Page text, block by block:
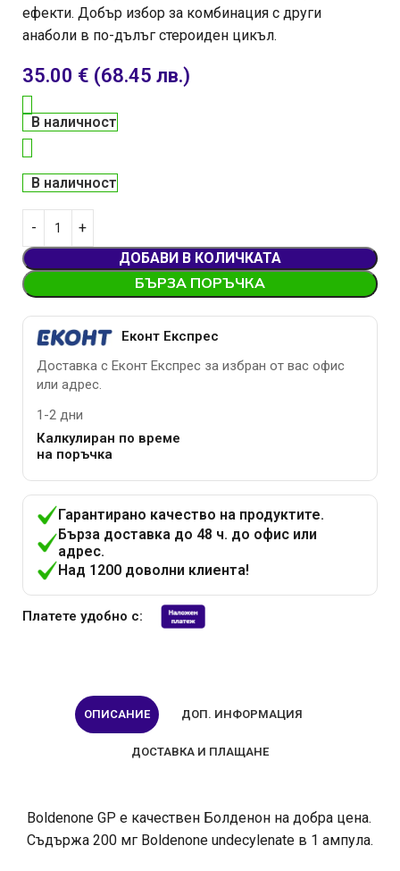
ефекти. Добър избор за комбинация с други
анаболи в по-дълъг стероиден цикъл.
35.00 € (68.45 лв.)
В наличност
В наличност
ДОБАВИ В КОЛИЧКАТА
БЪРЗА ПОРЪЧКА
Еконт Експрес
Доставка с Еконт Експрес за избран от вас офис
или адрес.
1-2 дни
Калкулиран по време
на поръчка
Гарантирано качество на продуктите.
Бърза доставка до 48 ч. до офис или
адрес.
Над 1200 доволни клиента!
Платете удобно с:
ОПИСАНИЕ ДОП. ИНФОРМАЦИЯ
ДОСТАВКА И ПЛАЩАНЕ
Boldenone GP е качествен Болденон на добра цена.
Съдържа 200 мг Boldenone undecylenate в 1 ампула.